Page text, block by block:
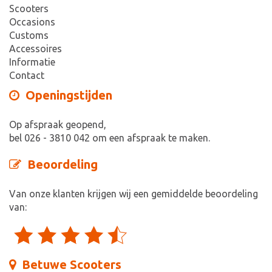
Scooters
Occasions
Customs
Accessoires
Informatie
Contact
Openingstijden
Op afspraak geopend,
bel 026 - 3810 042 om een afspraak te maken.
Beoordeling
Van onze klanten krijgen wij een gemiddelde beoordeling
van:
Betuwe Scooters